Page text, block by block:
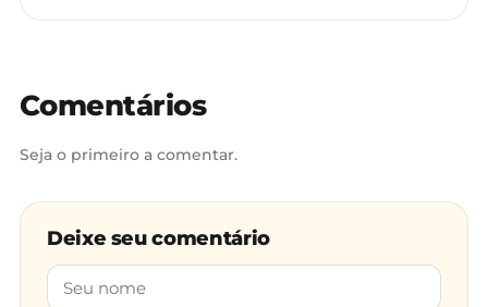
Comentários
Seja o primeiro a comentar.
Deixe seu comentário